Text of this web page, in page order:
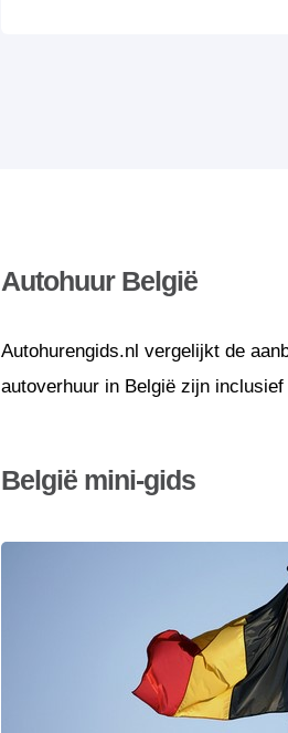
Autohuur België
Autohurengids.nl vergelijkt de
autoverhuur in België zijn
België mini-gids